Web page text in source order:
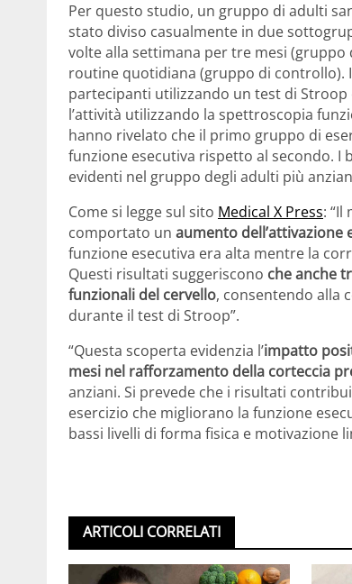
Per questo studio, un gruppo di adulti
stato diviso casualmente in due
volte alla settimana per tre mesi
routine quotidiana (gruppo di controllo).
partecipanti utilizzando un test di
l’attività utilizzando la spettroscopia
hanno rivelato che il primo gruppo di
funzione esecutiva rispetto al secondo. I
evidenti nel gruppo degli adulti più
Come si legge sul sito Medical X Press:
comportato un aumento
funzione esecutiva era alta mentre la
Questi risultati suggeriscono che anche
funzionali del cervello, consentendo alla
durante il test di Stroop”.
“Questa scoperta evidenzia l’impatto
mesi nel rafforzamento della corteccia
anziani. Si prevede che i risultati
esercizio che migliorano la funzione
bassi livelli di forma fisica e motivazione
ARTICOLI CORRELATI